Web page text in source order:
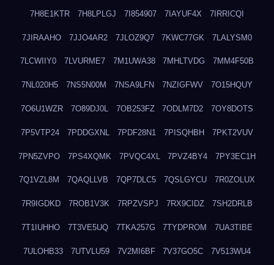
7H8E1KTR 7H8LPLGJ 7I854907 7IAYUF4X 7IRRICQI
7JIRAAHO 7JJO4AR2 7JLOZ9Q7 7KWC77GK 7LALYSM0
7LCWIIY0 7LVURME7 7M1UWA38 7MHLTVDG 7MM4F50B
7NL020H5 7NS5N00M 7NSA9LFN 7NZIGFWV 7O15HQUY
7O6U1WZR 7O89DJ0L 7OB253FZ 7ODLM7D2 7OY8DOTS
7P5VTP24 7PDDGXNL 7PDF28N1 7PISQHBH 7PKT2VUV
7PN5ZVPO 7PS4XQMK 7PVQC4XL 7PVZ4BY4 7PY3EC1H
7Q1VZL8M 7QAQLLVB 7QP7DLC5 7QSLGYCU 7R0ZOLUX
7R9IGDKD 7ROB1V3K 7RPZVSPJ 7RX9CIDZ 7SH2DRLB
7T1IUHHO 7T3VE5UQ 7TKA257G 7TYDPROM 7UA3TIBE
7ULOHB33 7UTVLU59 7V2MI6BF 7V37GO5C 7V513WU4